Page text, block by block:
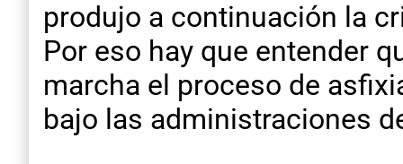
produjo a continuación la
Por eso hay que entender
marcha el proceso de
bajo las administraciones